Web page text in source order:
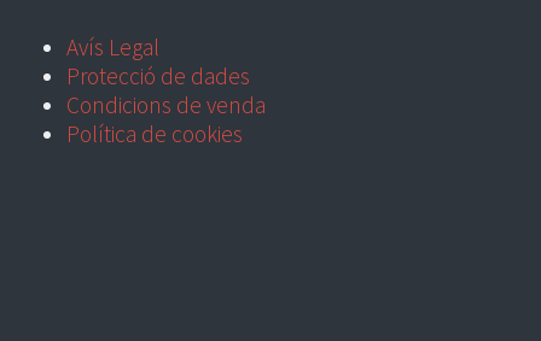
Avís Legal
Protecció de dades
Condicions de venda
Política de cookies